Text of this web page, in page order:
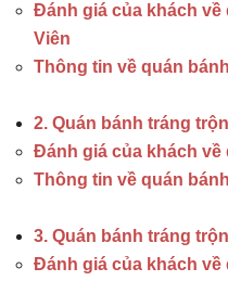
Đánh giá của khách về
Viên
Thông tin về quán
2. Quán bánh tráng
Đánh giá của khách về
Thông tin về quán
3. Quán bánh tráng
Đánh giá của khách về